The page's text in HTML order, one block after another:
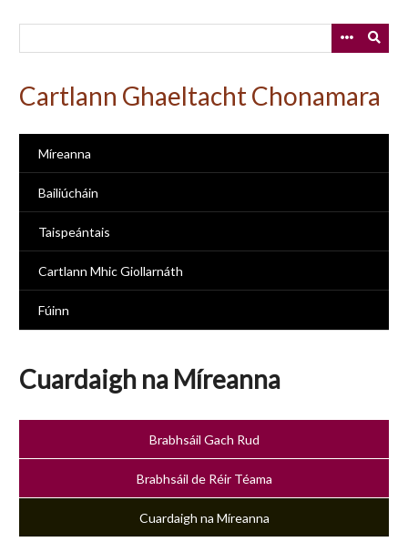
Cartlann Ghaeltacht Chonamara
Míreanna
Bailiúcháin
Taispeántais
Cartlann Mhic Giollarnáth
Fúinn
Cuardaigh na Míreanna
Brabhsáil Gach Rud
Brabhsáil de Réir Téama
Cuardaigh na Míreanna